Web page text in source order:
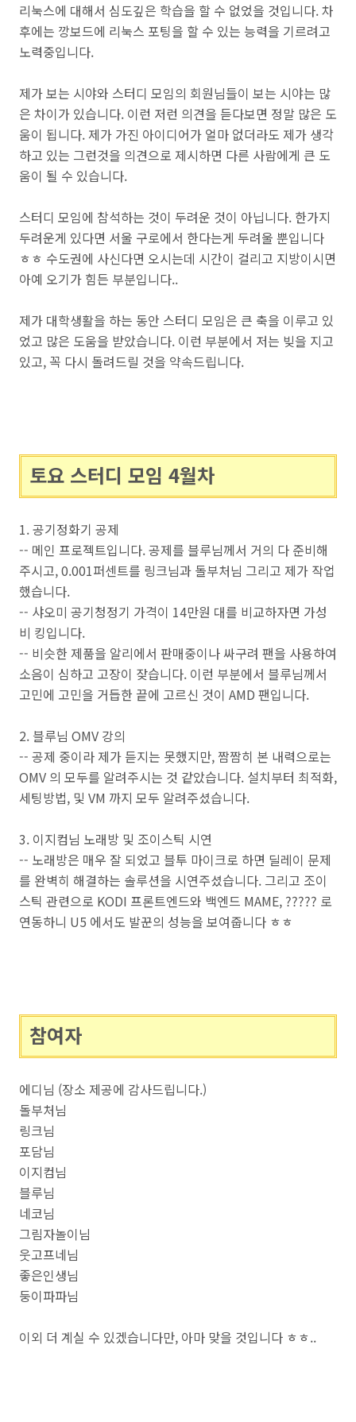
리눅스에 대해서 심도깊은 학습을 할 수 없었을 것입니다. 차
후에는 깡보드에 리눅스 포팅을 할 수 있는 능력을 기르려고
노력중입니다.
제가 보는 시야와 스터디 모임의 회원님들이 보는 시야는 많
은 차이가 있습니다. 이런 저런 의견을 듣다보면 정말 많은 도
움이 됩니다. 제가 가진 아이디어가 얼마 없더라도 제가 생각
하고 있는 그런것을 의견으로 제시하면 다른 사람에게 큰 도
움이 될 수 있습니다.
스터디 모임에 참석하는 것이 두려운 것이 아닙니다. 한가지
두려운게 있다면 서울 구로에서 한다는게 두려울 뿐입니다
ㅎㅎ 수도권에 사신다면 오시는데 시간이 걸리고 지방이시면
아예 오기가 힘든 부분입니다..
제가 대학생활을 하는 동안 스터디 모임은 큰 축을 이루고 있
었고 많은 도움을 받았습니다. 이런 부분에서 저는 빚을 지고
있고, 꼭 다시 돌려드릴 것을 약속드립니다.
토요 스터디 모임 4월차
1. 공기정화기 공제
-- 메인 프로젝트입니다. 공제를 블루님께서 거의 다 준비해
주시고, 0.001퍼센트를 링크님과 돌부처님 그리고 제가 작업
했습니다.
-- 샤오미 공기청정기 가격이 14만원 대를 비교하자면 가성
비 킹입니다.
-- 비슷한 제품을 알리에서 판매중이나 싸구려 팬을 사용하여
소음이 심하고 고장이 잦습니다. 이런 부분에서 블루님께서
고민에 고민을 거듭한 끝에 고르신 것이 AMD 팬입니다.
2. 블루님 OMV 강의
-- 공제 중이라 제가 듣지는 못했지만, 짬짬히 본 내력으로는
OMV 의 모두를 알려주시는 것 같았습니다. 설치부터 최적화,
세팅방법, 및 VM 까지 모두 알려주셨습니다.
3. 이지컴님 노래방 및 조이스틱 시연
-- 노래방은 매우 잘 되었고 블투 마이크로 하면 딜레이 문제
를 완벽히 해결하는 솔루션을 시연주셨습니다. 그리고 조이
스틱 관련으로 KODI 프론트엔드와 백엔드 MAME, ????? 로
연동하니 U5 에서도 발꾼의 성능을 보여줍니다 ㅎㅎ
참여자
에디님 (장소 제공에 감사드립니다.)
돌부처님
링크님
포담님
이지컴님
블루님
네코님
그림자놀이님
웃고프네님
좋은인생님
둥이파파님
이외 더 계실 수 있겠습니다만, 아마 맞을 것입니다 ㅎㅎ..